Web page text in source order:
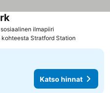
ilmapiiri
kohteesta Stratford Station
Katso hinnat